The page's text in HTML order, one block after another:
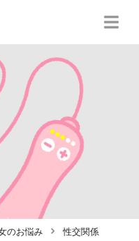
のお悩み 性交関係